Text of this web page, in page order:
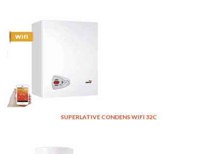
SUPERLATIVE CONDENS WIFI 32C